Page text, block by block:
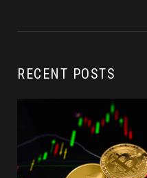
RECENT POSTS